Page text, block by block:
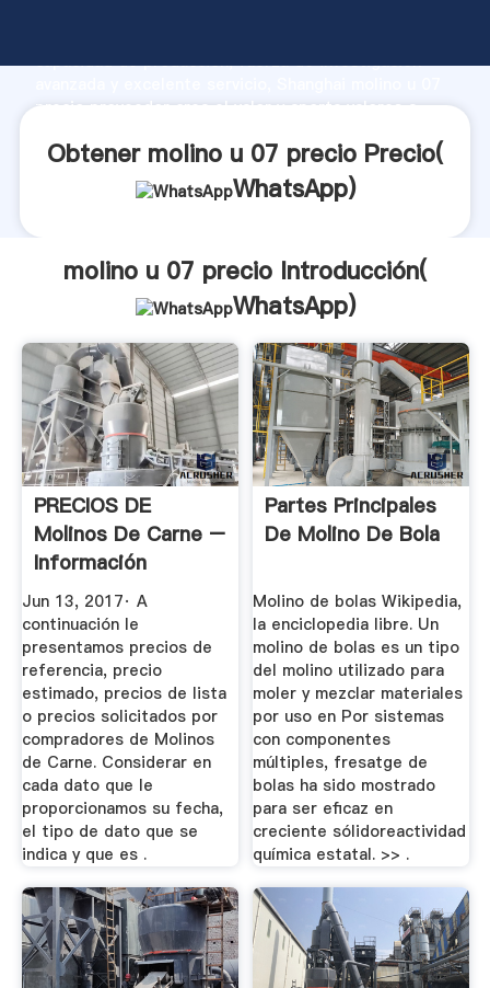
capacidad de producción, fuerza de investigación
precio proveedor crea el valor y aporta valores a
Obtener molino u 07 precio Precio(
WhatsApp)
molino u 07 precio Introducción(
WhatsApp)
PRECIOS DE
Molinos De Carne –
Información
Comercial ...
Jun 13, 2017· A
continuación le
presentamos precios de
referencia, precio
estimado, precios de lista
o precios solicitados por
compradores de Molinos
de Carne. Considerar en
cada dato que le
proporcionamos su fecha,
el tipo de dato que se
indica y que es .
Partes Principales
De Molino De Bola
Molino de bolas Wikipedia,
la enciclopedia libre. Un
molino de bolas es un tipo
del molino utilizado para
moler y mezclar materiales
por uso en Por sistemas
con componentes
múltiples, fresatge de
bolas ha sido mostrado
para ser eficaz en
creciente sólidoreactividad
química estatal. >> .